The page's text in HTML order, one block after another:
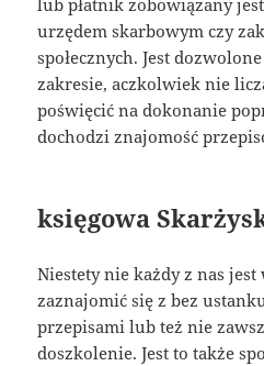
urzędem skarbowym czy
społecznych. Jest
zakresie, aczkolwiek nie
poświęcić na dokonanie
dochodzi znajomość
księgowa
Niestety nie każdy z nas
zaznajomić się z bez
przepisami lub też nie
doszkolenie. Jest to także